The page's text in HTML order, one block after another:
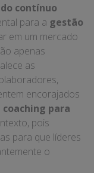
contínuo
para a gestão
em um mercado
apenas
as
encorajados
coaching para
pois
para que líderes
o